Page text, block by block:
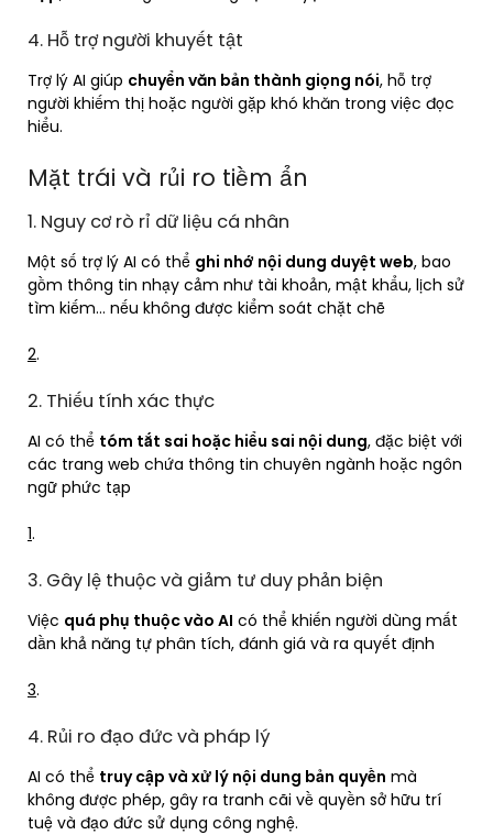
4. Hỗ trợ người khuyết tật
Trợ lý AI giúp chuyển văn bản thành giọng nói, hỗ trợ
người khiếm thị hoặc người gặp khó khăn trong việc đọc
hiểu.
Mặt trái và rủi ro tiềm ẩn
1. Nguy cơ rò rỉ dữ liệu cá nhân
Một số trợ lý AI có thể ghi nhớ nội dung duyệt web, bao
gồm thông tin nhạy cảm như tài khoản, mật khẩu, lịch sử
tìm kiếm… nếu không được kiểm soát chặt chẽ
2.
2. Thiếu tính xác thực
AI có thể tóm tắt sai hoặc hiểu sai nội dung, đặc biệt với
các trang web chứa thông tin chuyên ngành hoặc ngôn
ngữ phức tạp
1.
3. Gây lệ thuộc và giảm tư duy phản biện
Việc quá phụ thuộc vào AI có thể khiến người dùng mất
dần khả năng tự phân tích, đánh giá và ra quyết định
3.
4. Rủi ro đạo đức và pháp lý
AI có thể truy cập và xử lý nội dung bản quyền mà
không được phép, gây ra tranh cãi về quyền sở hữu trí
tuệ và đạo đức sử dụng công nghệ.